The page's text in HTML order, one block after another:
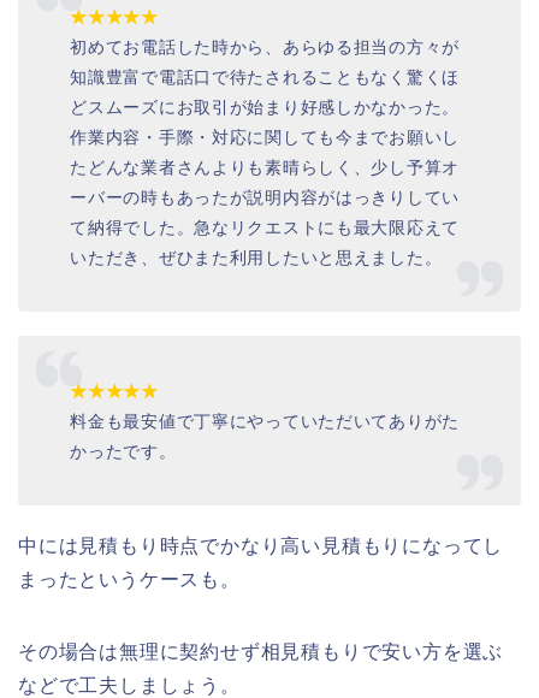
★★★★★
初めてお電話した時から、あらゆる担当の方々が
知識豊富で電話口で待たされることもなく驚くほ
どスムーズにお取引が始まり好感しかなかった。
作業内容・手際・対応に関しても今までお願いし
たどんな業者さんよりも素晴らしく、少し予算オ
ーバーの時もあったが説明内容がはっきりしてい
て納得でした。急なリクエストにも最大限応えて
いただき、ぜひまた利用したいと思えました。
★★★★★
料金も最安値で丁寧にやっていただいてありがた
かったです。
中には見積もり時点でかなり高い見積もりになってし
まったというケースも。
その場合は無理に契約せず相見積もりで安い方を選ぶ
などで工夫しましょう。